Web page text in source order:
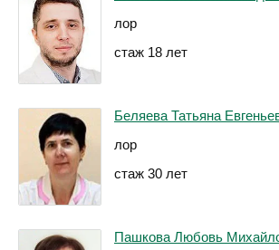
лор
стаж 18 лет
Беляева Татьяна
лор
стаж 30 лет
Пашкова Любовь